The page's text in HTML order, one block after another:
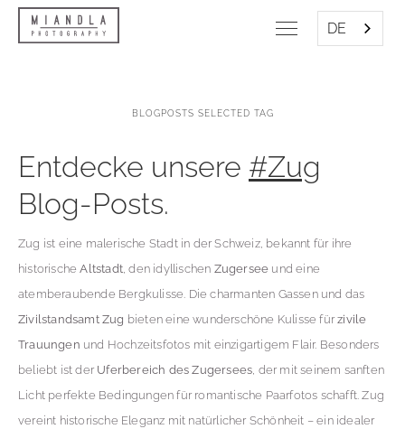
DE
BLOGPOSTS SELECTED TAG
Entdecke unsere #Zug
Blog-Posts.
Zug ist eine malerische Stadt in der Schweiz, bekannt für ihre
historischeAltstadt, den idyllischen Zugersee und eine
atemberaubende Bergkulisse. Die charmanten Gassen und das
Zivilstandsamt Zug bieten eine wunderschöne Kulisse fürzivile
Trauungen und Hochzeitsfotos mit einzigartigem Flair. Besonders
beliebt ist der Uferbereich des Zugersees, der mit seinem sanften
Licht perfekte Bedingungen für romantische Paarfotos schafft. Zug
vereint historische Eleganz mit natürlicher Schönheit – ein idealer